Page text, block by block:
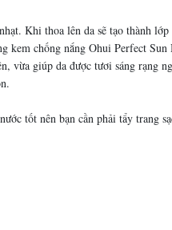
Khi thoa lên da sẽ tạo thành
kem chống nắng Ohui Perfect
vừa giúp da được tươi sáng rạng
tốt nên bạn cần phải tẩy trang